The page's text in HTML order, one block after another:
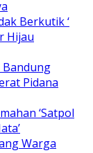
Berkutik ‘
Hijau
Bandung
Pidana
‘Satpol
Warga